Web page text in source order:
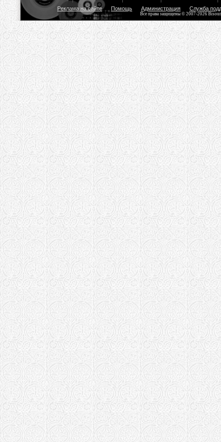
Реклама на сайте Помощь Администрация Служба
Все права защищены © 2007-2026